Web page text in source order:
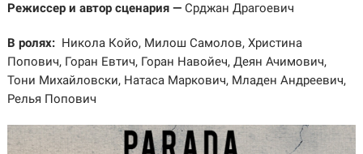
Режиссер и автор сценария —Срджан Драгоевич
В ролях: Никола Койо, Милош Самолов, Христина
Попович, Горан Евтич, Горан Навойеч, Деян Ачимович,
Тони Михайловски, Натаса Маркович, Младен Андреевич,
Релья Попович